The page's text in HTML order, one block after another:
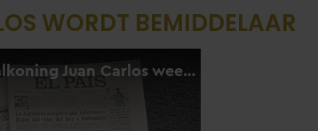
WORDT BEMIDDELAAR